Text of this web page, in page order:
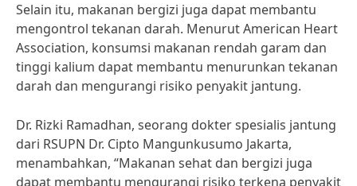
Selain itu, makanan bergizi juga dapat membantu
mengontrol tekanan darah. Menurut American Heart
Association, konsumsi makanan rendah garam dan
tinggi kalium dapat membantu menurunkan tekanan
darah dan mengurangi risiko penyakit jantung.
Dr. Rizki Ramadhan, seorang dokter spesialis jantung
dari RSUPN Dr. Cipto Mangunkusumo Jakarta,
menambahkan, “Makanan sehat dan bergizi juga
dapat membantu mengurangi risiko terkena penyakit